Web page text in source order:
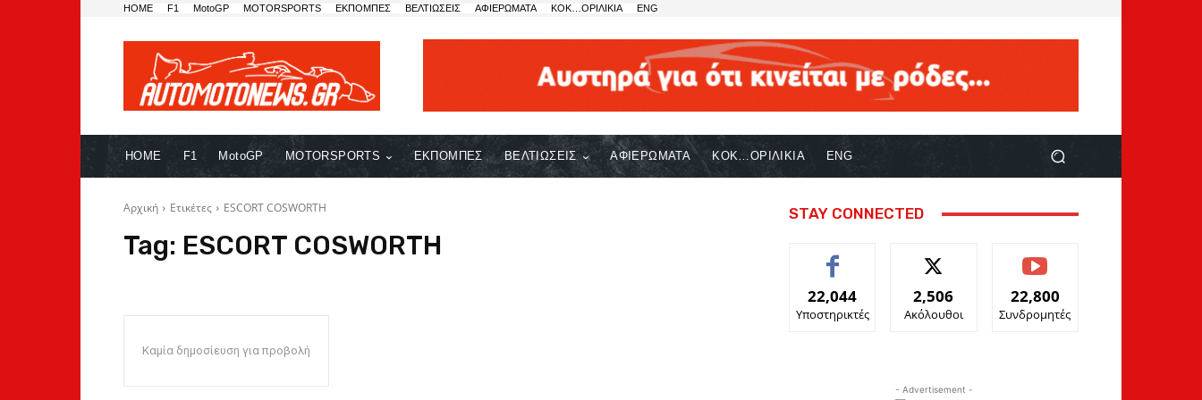
HOME F1 MotoGP MOTORSPORTS ΕΚΠΟΜΠΕΣ ΒΕΛΤΙΩΣΕΙΣ ΑΦΙΕΡΩΜΑΤΑ ΚΟΚ…ΟΡΙΛΙΚΙΑ ENG
HOME F1 MotoGP MOTORSPORTS ΕΚΠΟΜΠΕΣ ΒΕΛΤΙΩΣΕΙΣ ΑΦΙΕΡΩΜΑΤΑ ΚΟΚ…ΟΡΙΛΙΚΙΑ ENG
Αρχική Ετικέτες ESCORT COSWORTH
Tag: ESCORT COSWORTH
Καμία δημοσίευση για προβολή
STAY CONNECTED
22,044
Υποστηρικτές
2,506
Ακόλουθοι
22,800
Συνδρομητές
- Advertisement -